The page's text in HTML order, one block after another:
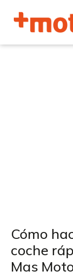
Cómo
coche
Mas